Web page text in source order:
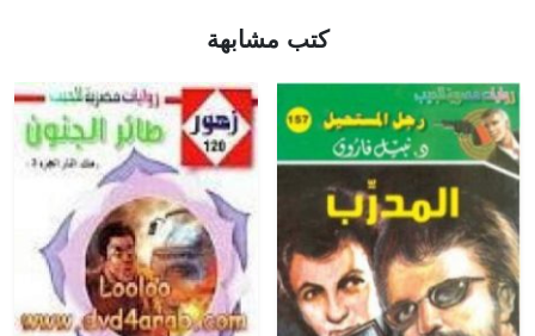
كتب مشابهة